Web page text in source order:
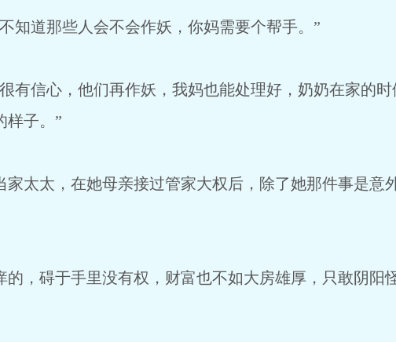
知道那些人会不会作妖，你妈需要个帮手。”
有信心，他们再作妖，我妈也能处理好，奶奶在家的
样子。”
太太，在她母亲接过管家大权后，除了她那件事是意
，碍于手里没有权，财富也不如大房雄厚，只敢阴阳